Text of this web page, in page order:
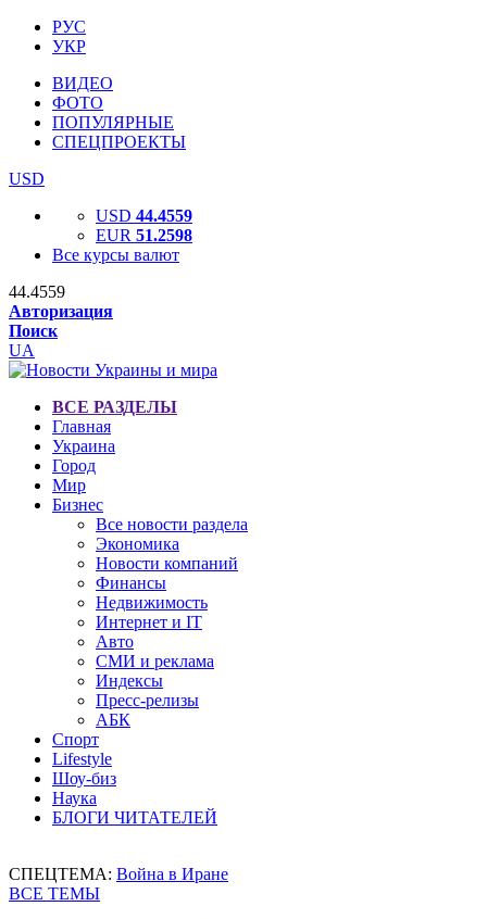
РУС
УКР
ВИДЕО
ФОТО
ПОПУЛЯРНЫЕ
СПЕЦПРОЕКТЫ
USD
USD 44.4559
EUR 51.2598
Все курсы валют
44.4559
Авторизация
Поиск
UA
ВСЕ РАЗДЕЛЫ
Главная
Украина
Город
Мир
Бизнес
Все новости раздела
Экономика
Новости компаний
Финансы
Недвижимость
Интернет и IT
Авто
СМИ и реклама
Индексы
Пресс-релизы
АБК
Спорт
Lifestyle
Шоу-биз
Наука
БЛОГИ ЧИТАТЕЛЕЙ
СПЕЦТЕМА: Война в Иране
ВСЕ ТЕМЫ